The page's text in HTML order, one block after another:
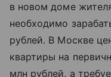
в новом доме
необходимо
рублей. В Москве
квартиры на
млн рублей, а